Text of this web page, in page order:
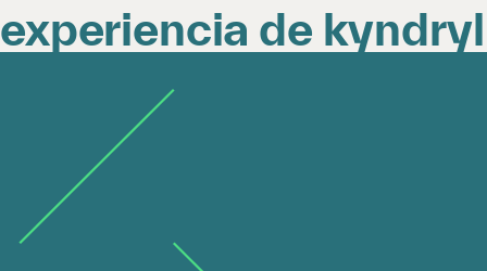
experiencia de kyndryl